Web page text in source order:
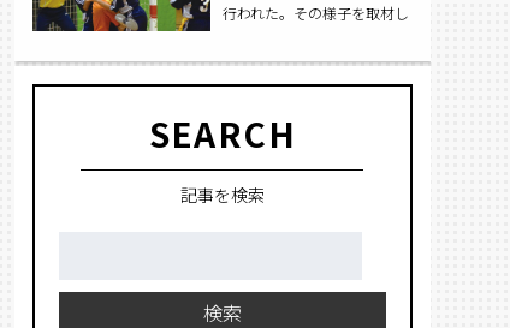
行われた。その様子を取材し
SEARCH
記事を検索
検索